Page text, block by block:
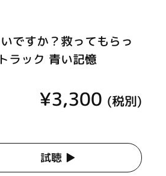
ですか？救ってもらっ
ラック 青い記憶
¥3,300 (税別)
試聴 ▶︎